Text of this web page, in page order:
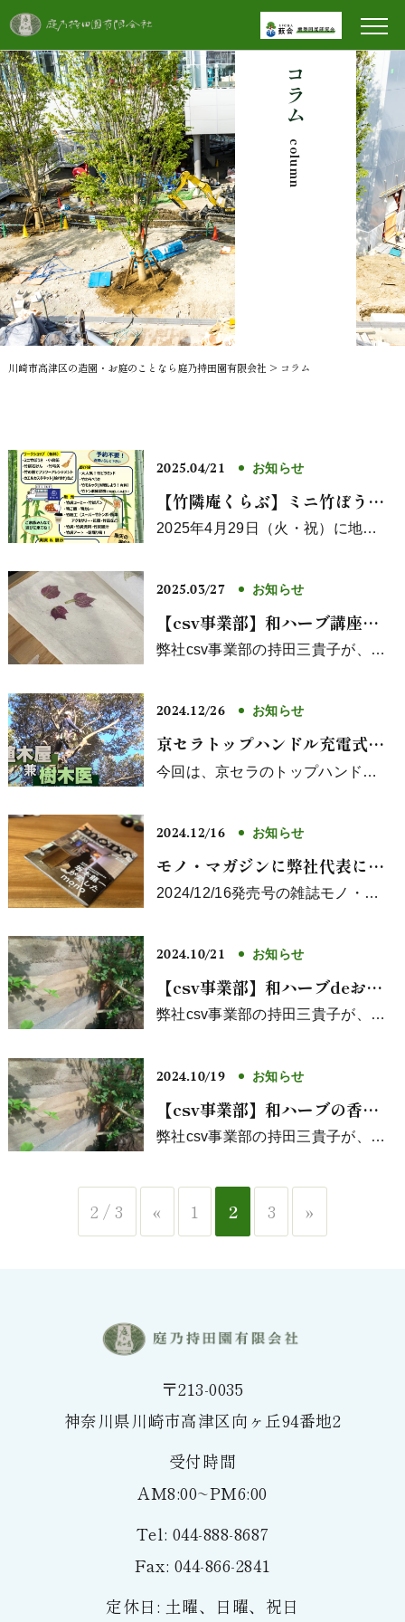
コラム
column
川崎市高津区の造園・お庭のことなら庭乃持田園有限会社 > コラム
2025.04/21 お知らせ
【竹隣庵くらぶ】ミニ竹ぼうき
づくりワークショップ in竹フェ
2025年4月29日（火・祝）に地元
竹炭...
2025.03/27 お知らせ
【csv事業部】和ハーブ講座＜
葉っぱのたたき染めサコッシュ
弊社csv事業部の持田三貴子が、和
2024.12/26 お知らせ
京セラトップハンドル充電式チ
ェンソーの使用感を取材協力さ
今回は、京セラのトップハンドル
を行い、その使...
2024.12/16 お知らせ
モノ・マガジンに弊社代表によ
るチェンソーレビューの記事が
2024/12/16発売号の雑誌モノ・マ
2024.10/21 お知らせ
【csv事業部】和ハーブdeお正
月のしめ縄飾りをつくろう！
弊社csv事業部の持田三貴子が、和
2024.10/19 お知らせ
【csv事業部】和ハーブの香り
を楽しむ〜ヤブニッケイのお香
弊社csv事業部の持田三貴子が、和
2 / 3 « 1 2 3 »
〒213-0035
神奈川県川崎市高津区向ヶ丘94番地2
受付時間
AM8:00~PM6:00
Tel: 044-888-8687
Fax: 044-866-2841
定休日: 土曜、日曜、祝日